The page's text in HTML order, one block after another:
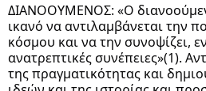
ΔΙΑΝΟΟΥΜΕΝΟΣ: «Ο
ικανό να αντιλαμβάνεται την
κόσμου και να την συνοψίζει,
ανατρεπτικές συνέπειες»(1).
της πραγματικότητας και